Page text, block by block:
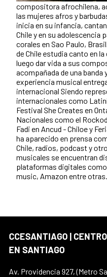
compositora afrochilena,
las mujeres afros y
inicia en su infancia,
Chile y en su adolescencia
corales en Sao Paulo,
de Chile estudia canto en
luego dar vida a sus
acompañada de una
experiencia musical
internacional Siendo
internacionales como
Festival She Creates en
Nacionales como el
Fadi en Ancud - Chiloe y
ha aparecido en prensa
Chile, radios, podcast y
musicales se encuentran
plataformas digitales
music, Amazon entre otras.
CCESANTIAGO |
EN SANTIAGO
Av. Providencia 927, (Metro